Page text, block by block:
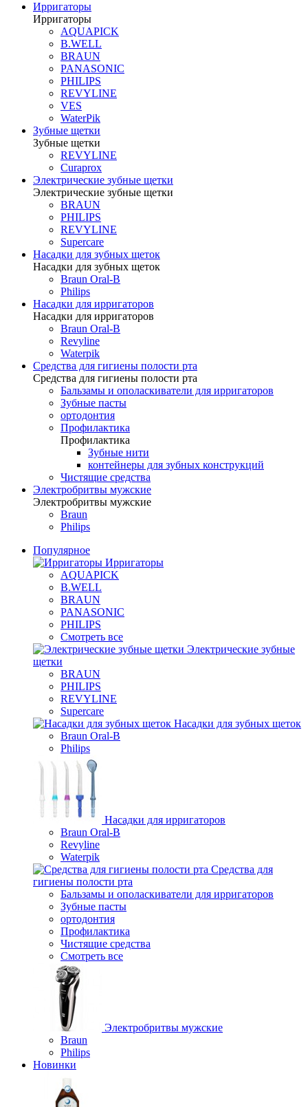
Ирригаторы
Ирригаторы
AQUAPICK
B.WELL
BRAUN
PANASONIC
PHILIPS
REVYLINE
VES
WaterPik
Зубные щетки
Зубные щетки
REVYLINE
Curaprox
Электрические зубные щетки
Электрические зубные щетки
BRAUN
PHILIPS
REVYLINE
Supercare
Насадки для зубных щеток
Насадки для зубных щеток
Braun Oral-B
Philips
Насадки для ирригаторов
Насадки для ирригаторов
Braun Oral-B
Revyline
Waterpik
Средства для гигиены полости рта
Средства для гигиены полости рта
Бальзамы и ополаскиватели для ирригаторов
Зубные пасты
ортодонтия
Профилактика
Профилактика
Зубные нити
контейнеры для зубных конструкций
Чистящие средства
Электробритвы мужские
Электробритвы мужские
Braun
Philips
Популярное
Ирригаторы
AQUAPICK
B.WELL
BRAUN
PANASONIC
PHILIPS
Смотреть все
Электрические зубные
щетки
BRAUN
PHILIPS
REVYLINE
Supercare
Насадки для зубных щеток
Braun Oral-B
Philips
Насадки для ирригаторов
Braun Oral-B
Revyline
Waterpik
Средства для
гигиены полости рта
Бальзамы и ополаскиватели для ирригаторов
Зубные пасты
ортодонтия
Профилактика
Чистящие средства
Смотреть все
Электробритвы мужские
Braun
Philips
Новинки